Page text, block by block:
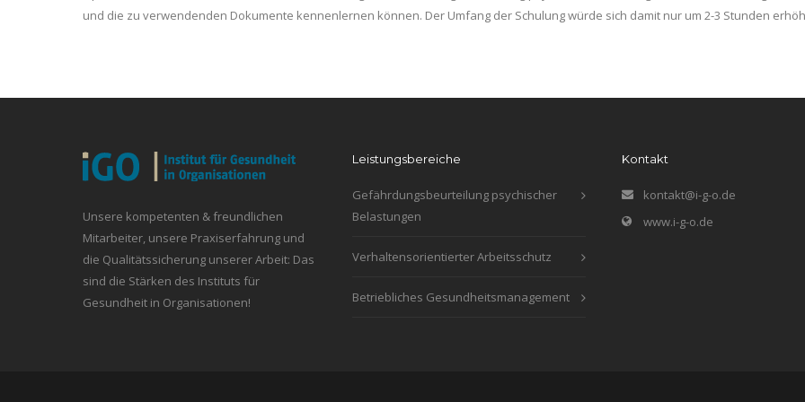
und die zu verwendenden Dokumente kennenlernen können. Der Umfang der Schulung würde sich damit nur um 2-3 Stunden
Unsere kompetenten & freundlichen
Mitarbeiter, unsere Praxiserfahrung und
die Qualitätssicherung unserer Arbeit: Das
sind die Stärken des Instituts für
Gesundheit in Organisationen!
Leistungsbereiche
Gefährdungsbeurteilung psychischer
Belastungen
Verhaltensorientierter Arbeitsschutz
Betriebliches Gesundheitsmanagement
Kontakt
kontakt@i-g-o.de
www.i-g-o.de